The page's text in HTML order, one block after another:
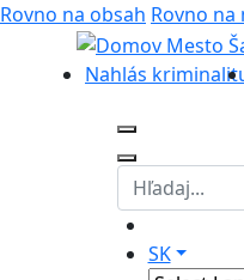
Rovno na obsah Rovno na
Nahlás
SK